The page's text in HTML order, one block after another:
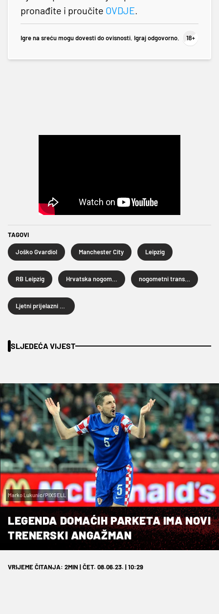
pronađite i proučite OVDJE.
Igre na sreću mogu dovesti do ovisnosti. Igraj odgovorno.
TAGOVI
Joško Gvardiol Manchester City Leipzig
RB Leipzig
SLJEDEĆA VIJEST
Marko Lukunic/PIXSELL
LEGENDA DOMAĆIH PARKETA IMA NOVI
TRENERSKI ANGAŽMAN
VRIJEME ČITANJA: 2MIN | ČET. 08.06.23. | 10:29